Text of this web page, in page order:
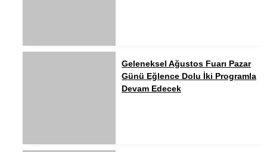
Geleneksel Ağustos Fuarı Pazar
Günü Eğlence Dolu İki Programla
Devam Edecek